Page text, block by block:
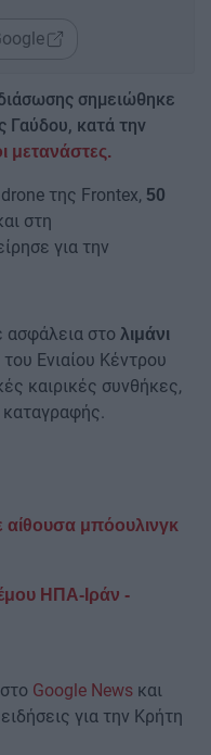
σημειώθηκε
Γαύδου, κατά την
μετανάστες.
της Frontex, 50
στη
για την
ασφάλεια στο λιμάνι
Ενιαίου Κέντρου
καιρικές συνθήκες,
καταγραφής.
αίθουσα μπόουλινγκ
ΗΠΑ-Ιράν -
Google News και
για την Κρήτη